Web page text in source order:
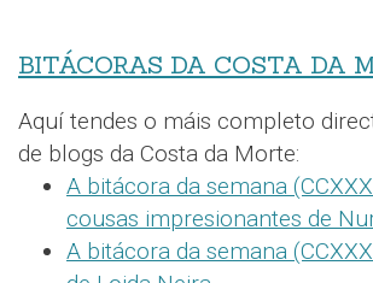
BITÁCORAS DA COSTA DA
Aquí tendes o máis completo
de blogs da Costa da Morte:
A bitácora da semana
cousas impresionantes de
A bitácora da semana